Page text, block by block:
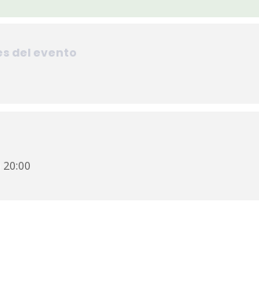
del evento
20:00